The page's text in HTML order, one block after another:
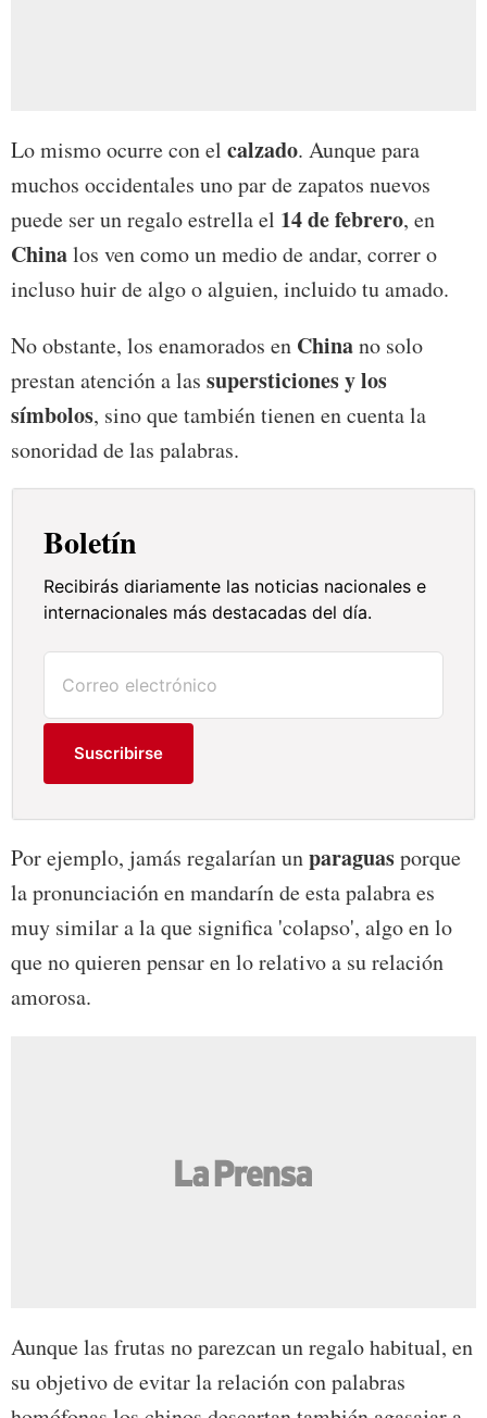
Lo mismo ocurre con el calzado. Aunque para
muchos occidentales uno par de zapatos nuevos
puede ser un regalo estrella el 14 de febrero, en
Chinalos ven como un medio de andar, correr o
incluso huir de algo o alguien, incluido tu amado.
No obstante, los enamorados en Chinano solo
prestan atención a las supersticiones y los
símbolos, sino que también tienen en cuenta la
sonoridad de las palabras.
Boletín
Recibirás diariamente las noticias nacionales e
internacionales más destacadas del día.
Suscribirse
Por ejemplo, jamás regalarían unparaguasporque
la pronunciación en mandarín de esta palabra es
muy similar a la que significa 'colapso', algo en lo
que no quieren pensar en lo relativo a su relación
amorosa.
Aunque las frutas no parezcan un regalo habitual, en
su objetivo de evitar la relación con palabras